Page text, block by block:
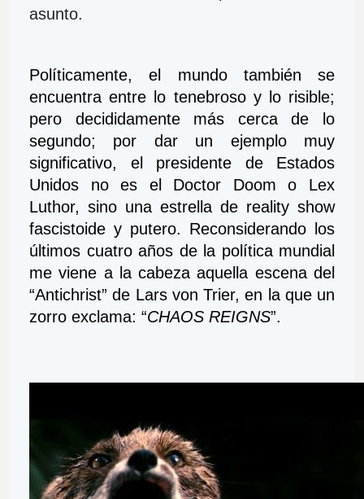
asunto.
Políticamente, el mundo también se
encuentra entre lo tenebroso y lo risible;
pero decididamente más cerca de lo
segundo; por dar un ejemplo muy
significativo, el presidente de Estados
Unidos no es el Doctor Doom o Lex
Luthor, sino una estrella de reality show
fascistoide y putero. Reconsiderando los
últimos cuatro años de la política mundial
me viene a la cabeza aquella escena del
“Antichrist” de Lars von Trier, en la que un
zorro exclama: “CHAOS REIGNS”.